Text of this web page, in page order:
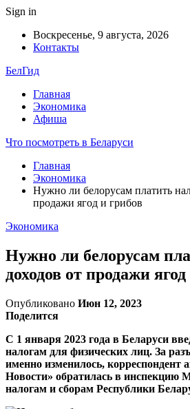
Sign in
Воскресенье, 9 августа, 2026
Контакты
БелГид
Главная
Экономика
Афиша
Что посмотреть в Беларуси
Главная
Экономика
Нужно ли белорусам платить
продажи ягод и грибов
Экономика
Нужно ли белорусам
доходов от продажи
Опубликовано Июн 12, 2023
Поделится
C 1 января 2023 года в Беларуси
налогам для физических лиц. За
именно изменилось, корреспондент
Новости» обратилась в инспекцию
налогам и сборам Республики